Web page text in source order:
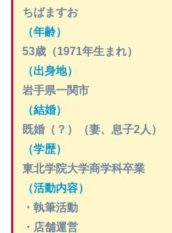
ちばますお
（年齢）
53歳（1971年生まれ）
（出身地）
岩手県一関市
（結婚）
既婚（？）（妻、息子2人）
（学歴）
東北学院大学商学科卒業
（活動内容）
・執筆活動
・店舗運営